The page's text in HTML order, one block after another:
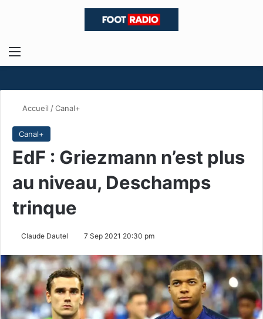
Menu
Accueil /Canal+
Canal+
EdF : Griezmann n’est plus
au niveau, Deschamps
trinque
Claude Dautel 7 Sep 2021 20:30 pm